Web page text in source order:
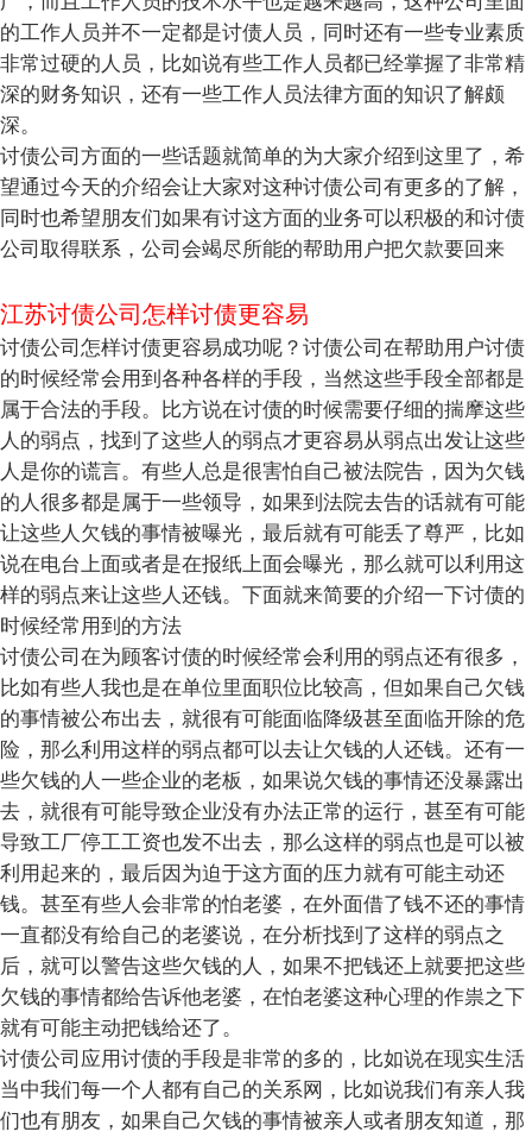
的工作人员并不一定都是讨债人员，同时还有一些专业素质
非常过硬的人员，比如说有些工作人员都已经掌握了非常精
深的财务知识，还有一些工作人员法律方面的知识了解颇
深。
讨债公司方面的一些话题就简单的为大家介绍到这里了，希
望通过今天的介绍会让大家对这种讨债公司有更多的了解，
同时也希望朋友们如果有讨这方面的业务可以积极的和讨债
公司取得联系，公司会竭尽所能的帮助用户把欠款要回来
江苏讨债公司怎样讨债更容易
讨债公司怎样讨债更容易成功呢？讨债公司在帮助用户讨债
的时候经常会用到各种各样的手段，当然这些手段全部都是
属于合法的手段。比方说在讨债的时候需要仔细的揣摩这些
人的弱点，找到了这些人的弱点才更容易从弱点出发让这些
人是你的谎言。有些人总是很害怕自己被法院告，因为欠钱
的人很多都是属于一些领导，如果到法院去告的话就有可能
让这些人欠钱的事情被曝光，最后就有可能丢了尊严，比如
说在电台上面或者是在报纸上面会曝光，那么就可以利用这
样的弱点来让这些人还钱。下面就来简要的介绍一下讨债的
时候经常用到的方法
讨债公司在为顾客讨债的时候经常会利用的弱点还有很多，
比如有些人我也是在单位里面职位比较高，但如果自己欠钱
的事情被公布出去，就很有可能面临降级甚至面临开除的危
险，那么利用这样的弱点都可以去让欠钱的人还钱。还有一
些欠钱的人一些企业的老板，如果说欠钱的事情还没暴露出
去，就很有可能导致企业没有办法正常的运行，甚至有可能
导致工厂停工工资也发不出去，那么这样的弱点也是可以被
利用起来的，最后因为迫于这方面的压力就有可能主动还
钱。甚至有些人会非常的怕老婆，在外面借了钱不还的事情
一直都没有给自己的老婆说，在分析找到了这样的弱点之
后，就可以警告这些欠钱的人，如果不把钱还上就要把这些
欠钱的事情都给告诉他老婆，在怕老婆这种心理的作祟之下
就有可能主动把钱给还了。
讨债公司应用讨债的手段是非常的多的，比如说在现实生活
当中我们每一个人都有自己的关系网，比如说我们有亲人我
们也有朋友，如果自己欠钱的事情被亲人或者朋友知道，那